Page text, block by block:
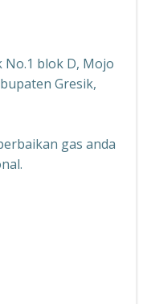
No.1 blok D, Mojo
Gresik,
gas anda